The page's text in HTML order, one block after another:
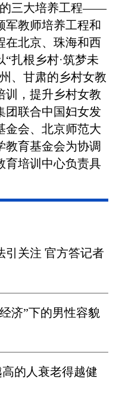
的三大培养工程——
军教师培养工程和
在北京、珠海和西
扎根乡村·筑梦未
、甘肃的乡村女教
训，提升乡村女教
团联合中国妇女发
金会、北京师范大
教育基金会为协调
育培训中心负责具
引关注 官方答记者
济”下的男性容貌
的人衰老得越健